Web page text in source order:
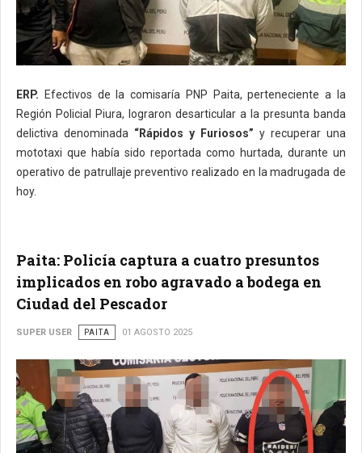
ERP. Efectivos de la comisaría PNP Paita, perteneciente a la
Región Policial Piura, lograron desarticular a la presunta banda
delictiva denominada “Rápidos y Furiosos” y recuperar una
mototaxi que había sido reportada como hurtada, durante un
operativo de patrullaje preventivo realizado en la madrugada de
hoy.
Paita: Policía captura a cuatro presuntos
implicados en robo agravado a bodega en
Ciudad del Pescador
SUPER USER PAITA 01 AGOSTO 2025